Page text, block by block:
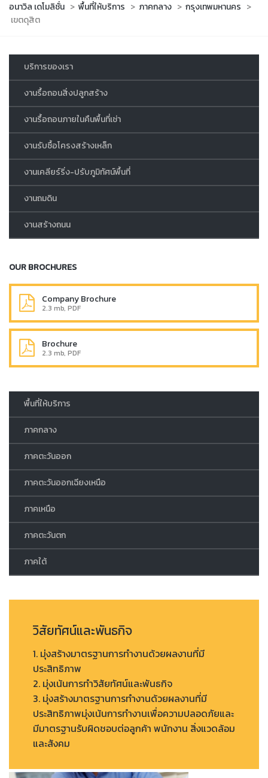
อนาวิล เดโมลิชั่น > พื้นที่ให้บริการ > ภาคกลาง > กรุงเทพมหานคร >
เขตดุสิต
บริการของเรา
งานรื้อถอนสิ่งปลูกสร้าง
งานรื้อถอนภายในคืนพื้นที่เช่า
งานรับซื้อโครงสร้างเหล็ก
งานเคลียร์ริ่ง-ปรับภูมิทัศน์พื้นที่
งานถมดิน
งานสร้างถนน
OUR BROCHURES
Company Brochure
2.3 mb, PDF
Brochure
2.3 mb, PDF
พื้นที่ให้บริการ
ภาคกลาง
ภาคตะวันออก
ภาคตะวันออกเฉียงเหนือ
ภาคเหนือ
ภาคตะวันตก
ภาคใต้
วิสัยทัศน์และพันธกิจ
1. มุ่งสร้างมาตรฐานการทำงานด้วยผลงานที่มี
ประสิทธิภาพ
2. มุ่งเน้นการทำวิสัยทัศน์และพันธกิจ
3. มุ่งสร้างมาตรฐานการทำงานด้วยผลงานที่มี
ประสิทธิภาพมุ่งเน้นการทำงานเพื่อความปลอดภัยและ
มีมาตรฐานรับผิดชอบต่อลูกค้า พนักงาน สิ่งแวดล้อม
และสังคม